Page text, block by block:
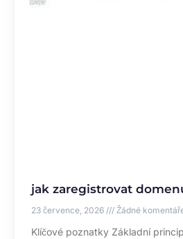
jak zaregistrovat
23 července, 2026 Žádné
Klíčové poznatky Základní